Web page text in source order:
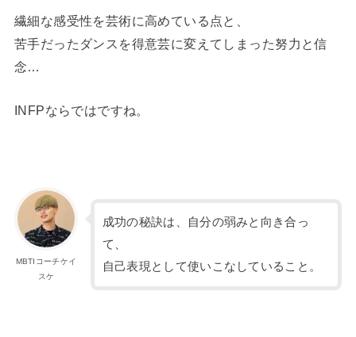
繊細な感受性を芸術に高めている点と、
苦手だったダンスを得意芸に変えてしまった努力と信
念…
INFPならではですね。
MBTIコーチケイ
スケ
成功の秘訣は、自分の弱みと向き合っ
て、
自己表現として使いこなしていること。